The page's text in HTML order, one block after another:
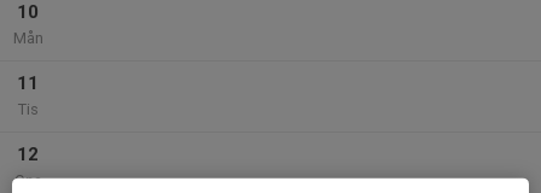
10
Mån
11
Tis
12
Ons